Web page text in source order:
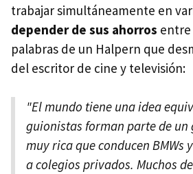
trabajar simultáneamente en
depender de sus ahorros entre
palabras de un Halpern que
del escritor de cine y televisión:
"El mundo tiene una idea
guionistas forman parte de un
muy rica que conducen BMWs
a colegios privados. Muchos